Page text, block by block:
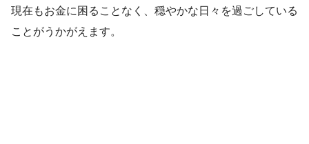
現在もお金に困ることなく、穏やかな日々を過ごしている
ことがうかがえます。